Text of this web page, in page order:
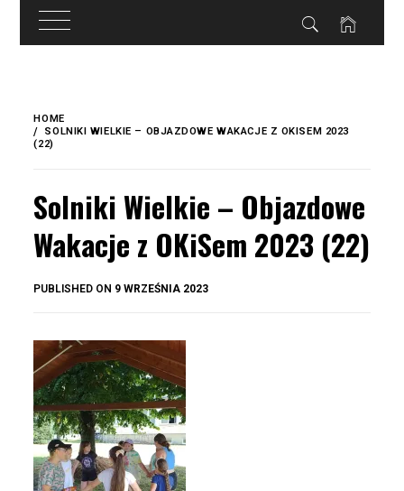
treści
content
HOME
SOLNIKI WIELKIE – OBJAZDOWE WAKACJE Z OKISEM 2023
(22)
Solniki Wielkie – Objazdowe
Wakacje z OKiSem 2023 (22)
PUBLISHED ON 9 WRZEŚNIA 2023